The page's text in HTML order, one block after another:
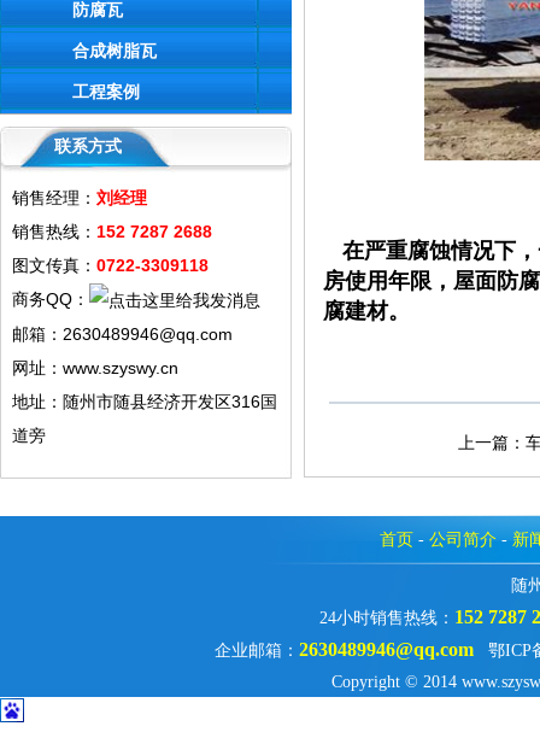
防腐瓦
合成树脂瓦
工程案例
联系方式
销售经理： 刘经理
销售热线： 152 7287 2688
图文传真： 0722-3309118
商务QQ：
邮箱：2630489946@qq.com
网址：www.szyswy.cn
地址：随州市随县经济开发区316国
道旁
在严重腐蚀情况下
房使用年限，屋面防
腐建材。
上一篇：
首页- 公司简介-新
随
24小时销售热线： 152 7287
企业邮箱： 2630489946@qq.com 鄂ICP
Copyright © 2014